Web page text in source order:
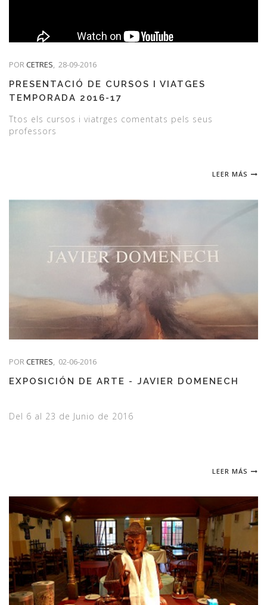
PORCETRES, 28-09-2016
PRESENTACIÓ DE CURSOS I VIATGES
TEMPORADA 2016-17
Ttos els cursos i viatrges comentats pels seus
professors
LEER MÁS
PORCETRES, 02-06-2016
EXPOSICIÓN DE ARTE - JAVIER DOMENECH
Del 6 al 23 de Junio de 2016
LEER MÁS